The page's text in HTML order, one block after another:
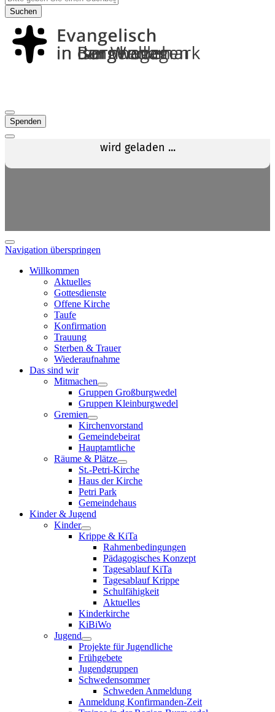
Suchen
Spenden
Navigation überspringen
Willkommen
Aktuelles
Gottesdienste
Offene Kirche
Taufe
Konfirmation
Trauung
Sterben & Trauer
Wiederaufnahme
Das sind wir
Mitmachen
Gruppen Großburgwedel
Gruppen Kleinburgwedel
Gremien
Kirchenvorstand
Gemeindebeirat
Hauptamtliche
Räume & Plätze
St.-Petri-Kirche
Haus der Kirche
Petri Park
Gemeindehaus
Kinder & Jugend
Kinder
Krippe & KiTa
Rahmenbedingungen
Pädagogisches Konzept
Tagesablauf KiTa
Tagesablauf Krippe
Schulfähigkeit
Aktuelles
Kinderkirche
KiBiWo
Jugend
Projekte für Jugendliche
Frühgebete
Jugendgruppen
Schwedensommer
Schweden Anmeldung
Anmeldung Konfirmanden-Zeit